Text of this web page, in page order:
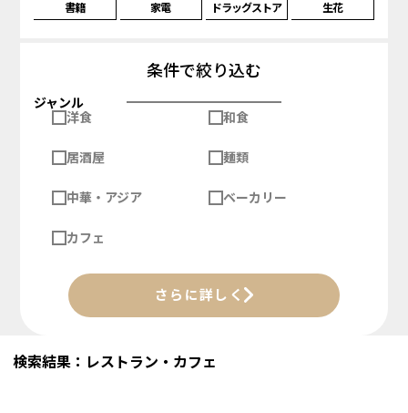
書籍
家電 ドラッグストア 生花
条件で絞り込む
ジャンル
洋食
和食
居酒屋 麺類
中華・アジア ベーカリー
カフェ
さらに詳しく
検索結果：レストラン・カフェ